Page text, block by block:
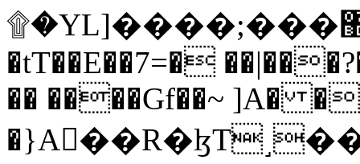
۩�YL]����;���׿�޽������+��k��o���O�Zt�6�[a��v_r;�b�f���==
�tT��E��7=�
�� ����Gf��~ ]A�